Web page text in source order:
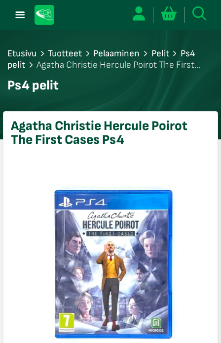
Etusivu Tuotteet Pelaaminen Pelit
Ps4
pelit
Agatha Christie Hercule Poirot The First
Ps4 pelit
Agatha Christie Hercule Poirot
The First Cases Ps4
sulje
sulje